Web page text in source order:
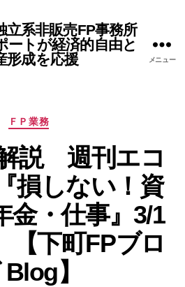
立系非販売FP事務所
ートが経済的自由と
形成を応援
メニュー
カ
ゴ
リ
ー
ＦＰ業務
説 週刊エコ
損しない！資
金・仕事』3/1
下町FPブロ
】